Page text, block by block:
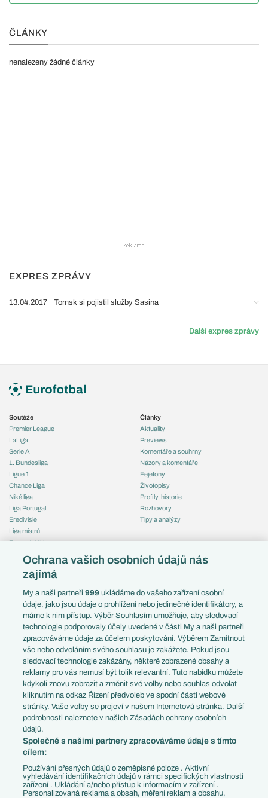
ČLÁNKY
nenalezeny žádné články
EXPRES ZPRÁVY
13.04.2017 Tomsk si pojistil služby Sasina
Další expres zprávy
Soutěže
Premier League
LaLiga
Serie A
1. Bundesliga
Ligue 1
Chance Liga
Niké liga
Liga Portugal
Eredivisie
Liga mistrů
Evropská liga
Mistrovství světa
Liga národů
Témata
Představení týmů MS
EuroSkauting
PL v kostce
Evropské koeficienty
Přestupy
Přestupové spekulace
Zranění
Kluby
Arsenal FC
Chelsea FC
Manchester United
AC Milán
Juventus FC
Bayern Mnichov
FC Barcelona
Články
Aktuality
Previews
Komentáře a souhrny
Názory a komentáře
Fejetony
Životopisy
Profily, historie
Rozhovory
Tipy a analýzy
Česko
Francie
Itálie
Německo
Španělsko
Argentina
Brazílie
Přestupy
Zápasy
Livescore
Tipovací soutěž
Ochrana vašich osobních údajů nás
zajímá
My a naši partneři999 ukládáme do vašeho zařízení osobní
údaje, jako jsou údaje o prohlížení nebo jedinečné identifikátory, a
máme k nim přístup. Výběr Souhlasím umožňuje, aby sledovací
technologie podporovaly účely uvedené v části My a naši partneři
zpracováváme údaje za účelem poskytování. Výběrem Zamítnout
vše nebo odvoláním svého souhlasu je zakážete. Pokud jsou
sledovací technologie zakázány, některé zobrazené obsahy a
reklamy pro vás nemusí být tolik relevantní. Tuto nabídku můžete
kdykoli znovu zobrazit a změnit své volby nebo souhlas odvolat
kliknutím na odkaz Řízení předvoleb ve spodní části webové
stránky. Vaše volby se projeví v našem Internetová stránka. Další
podrobnosti naleznete v našich Zásadách ochrany osobních
údajů.
Společně s našimi partnery zpracováváme údaje s tímto
cílem:
Používání přesných údajů o zeměpisné poloze . Aktivní
vyhledávání identifikačních údajů v rámci specifických vlastností
zařízení . Ukládání a/nebo přístup k informacím v zařízení .
Personalizovaná reklama a obsah, měření reklam a obsahu,